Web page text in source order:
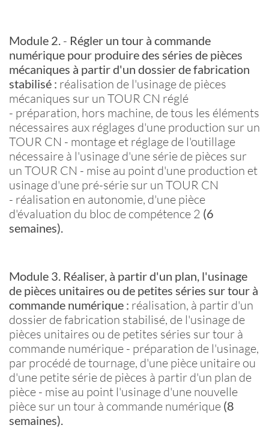
Module 2. - Régler un tour à commande
numérique pour produire des séries de pièces
mécaniques à partir d'un dossier de fabrication
stabilisé : réalisation de l'usinage de pièces
mécaniques sur un TOUR CN réglé
- préparation, hors machine, de tous les éléments
nécessaires aux réglages d'une production sur un
TOUR CN - montage et réglage de l'outillage
nécessaire à l'usinage d'une série de pièces sur
un TOUR CN - mise au point d'une production et
usinage d'une pré-série sur un TOUR CN
- réalisation en autonomie, d'une pièce
d'évaluation du bloc de compétence 2 (6
semaines).
Module 3. Réaliser, à partir d'un plan, l'usinage
de pièces unitaires ou de petites séries surtour à
commande numérique : réalisation, à partir d'un
dossier de fabrication stabilisé, de l'usinage de
pièces unitaires ou de petites séries sur tour à
commande numérique - préparation de l'usinage,
par procédé de tournage, d'une pièce unitaire ou
d'une petite série de pièces à partir d'un plan de
pièce - mise au point l'usinage d'une nouvelle
pièce sur un tour à commande numérique (8
semaines).